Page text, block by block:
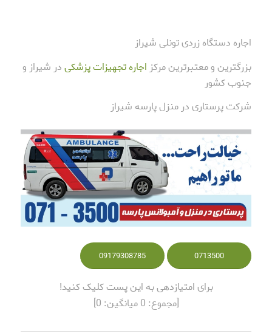
اجاره دستگاه زردی تونلی شیراز
بزرگترین و معتبرترین مرکز اجاره تجهیزات پزشکیدر شیراز و
جنوب کشور
شرکت پرستاری در منزل پارسه شیراز
0713500
09179308785
برای امتیازدهی به این پست کلیک کنید!
[مجموع: 0میانگین: 0
]